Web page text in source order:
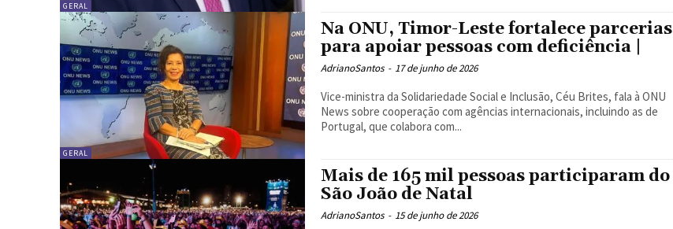
GERAL
GERAL
Na ONU, Timor-Leste fortalece parcerias
para apoiar pessoas com deficiência |
AdrianoSantos - 17 de junho de 2026
Vice-ministra da Solidariedade Social e Inclusão, Céu Brites, fala à ONU
News sobre cooperação com agências internacionais, incluindo as de
Portugal, que colabora com...
Mais de 165 mil pessoas participaram do
São João de Natal
AdrianoSantos - 15 de junho de 2026